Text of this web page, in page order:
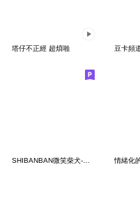
塔仔不正經 超煩啪
SHIBANBAN微笑柴犬-廢柴寶寶日常 情緒化